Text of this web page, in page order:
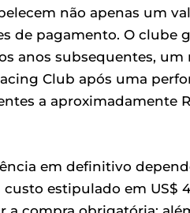
não apenas um
de pagamento. O clube
anos subsequentes,
Club após uma
a aproximadamente
em definitivo
estipulado em US$